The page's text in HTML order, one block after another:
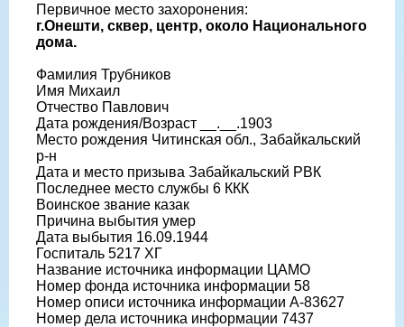
Первичное место захоронения:
г.Онешти, сквер, центр, около Национального
дома.
Фамилия Трубников
Имя Михаил
Отчество Павлович
Дата рождения/Возраст __.__.1903
Место рождения Читинская обл., Забайкальский
р-н
Дата и место призыва Забайкальский РВК
Последнее место службы 6 ККК
Воинское звание казак
Причина выбытия умер
Дата выбытия 16.09.1944
Госпиталь 5217 ХГ
Название источника информации ЦАМО
Номер фонда источника информации 58
Номер описи источника информации А-83627
Номер дела источника информации 7437